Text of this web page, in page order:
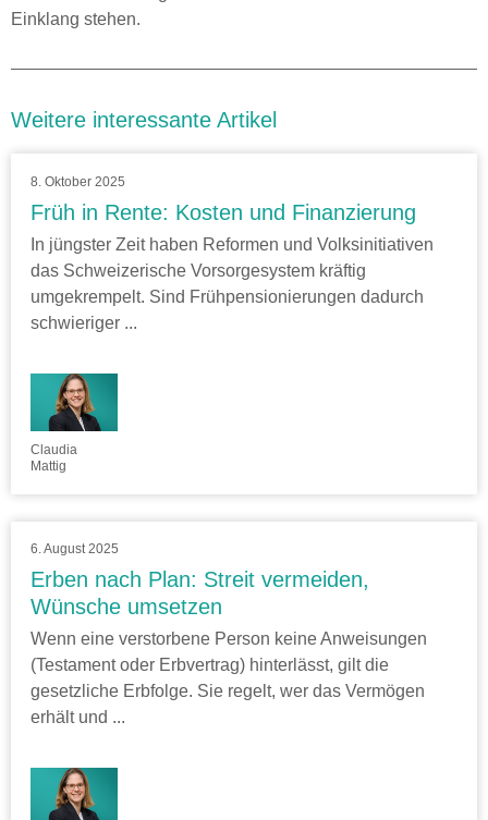
Einklang stehen.
Weitere interessante Artikel
8. Oktober 2025
Früh in Rente: Kosten und Finanzierung
In jüngster Zeit haben Reformen und Volksinitiativen
das Schweizerische Vorsorgesystem kräftig
umgekrempelt. Sind Frühpensionierungen dadurch
schwieriger ...
Claudia
Mattig
6. August 2025
Erben nach Plan: Streit vermeiden,
Wünsche umsetzen
Wenn eine verstorbene Person keine Anweisungen
(Testament oder Erbvertrag) hinterlässt, gilt die
gesetzliche Erbfolge. Sie regelt, wer das Vermögen
erhält und ...